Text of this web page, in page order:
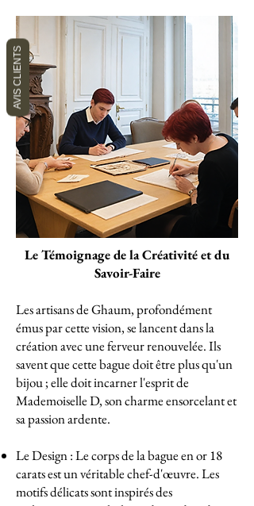
Le Témoignage de la Créativité et du
Savoir-Faire
Les artisans de Ghaum, profondément
émus par cette vision, se lancent dans la
création avec une ferveur renouvelée. Ils
savent que cette bague doit être plus qu'un
bijou ; elle doit incarner l'esprit de
Mademoiselle D, son charme ensorcelant et
sa passion ardente.
Le Design : Le corps de la bague en or 18
carats est un véritable chef-d'œuvre. Les
motifs délicats sont inspirés des
AVIS CLIENTS